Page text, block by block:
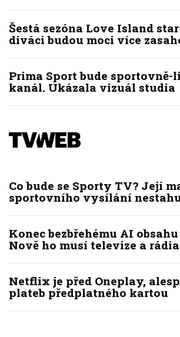
Šestá sezóna Love Island
diváci budou moci více
Prima Sport bude
kanál. Ukázala vizuál studia
Co bude se Sporty TV? Její
sportovního vysílání
Konec bezbřehému AI
Nově ho musí televize a
Netflix je před Oneplay,
plateb předplatného kartou